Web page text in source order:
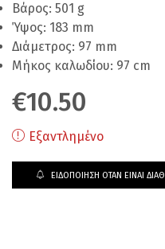
Βάρος: 501 g
Ύψος: 183 mm
Διάμετρος: 97 mm
Μήκος καλωδίου: 97 cm
€10.50
Εξαντλημένο
ΕΙΔΟΠΟΊΗΣΗ ΌΤΑΝ ΕΊΝΑΙ